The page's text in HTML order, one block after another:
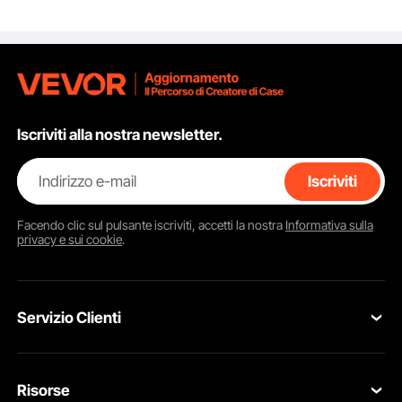
Iscriviti alla nostra newsletter.
Indirizzo e-mail Iscriviti
Facendo clic sul pulsanteiscriviti, accetti la nostra Informativa sulla
privacy e sui cookie.
Servizio Clienti
Resi & Cambi
Risorse